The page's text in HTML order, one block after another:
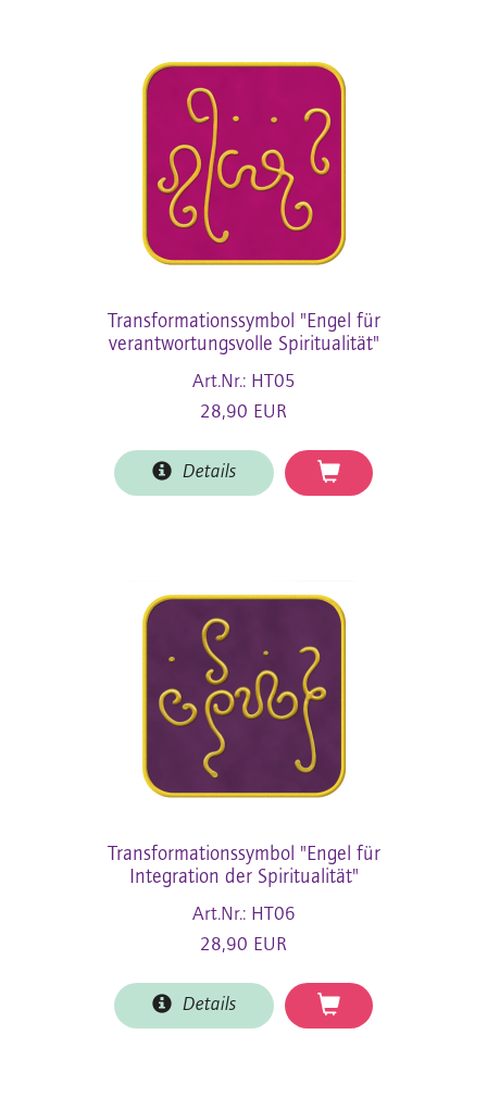
Transformationssymbol "Engel für
verantwortungsvolle Spiritualität"
Art.Nr.: HT05
28,90 EUR
Details
Transformationssymbol "Engel für
Integration der Spiritualität"
Art.Nr.: HT06
28,90 EUR
Details